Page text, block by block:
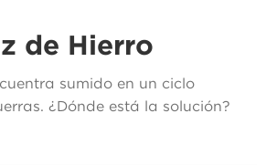
de Hierro
sumido en un ciclo
¿Dónde está la solución?